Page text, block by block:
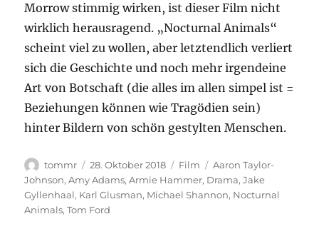
Morrow stimmig wirken, ist dieser Film nicht
wirklich herausragend. „Nocturnal Animals“
scheint viel zu wollen, aber letztendlich verliert
sich die Geschichte und noch mehr irgendeine
Art von Botschaft (die alles im allen simpel ist =
Beziehungen können wie Tragödien sein)
hinter Bildern von schön gestylten Menschen.
Autor
tommr
Veröffentlicht
am
28. Oktober 2018 Kategorien
Film Schlagwörter
Aaron Taylor-
Johnson,Amy Adams,Armie Hammer, Drama,Jake
Gyllenhaal, Karl Glusman, Michael Shannon, Nocturnal
Animals,Tom Ford